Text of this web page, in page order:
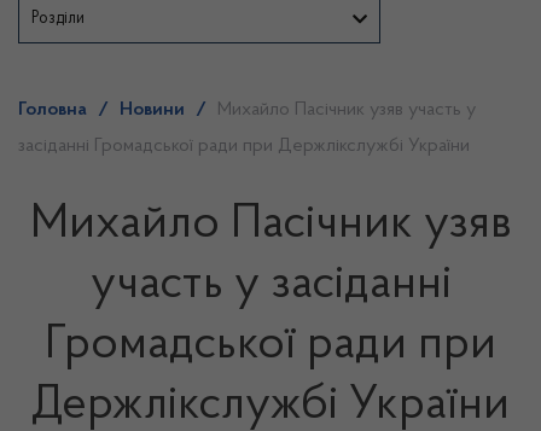
Розділи
Головна / Новини /
Михайло Пасічник узяв участь у
засіданні Громадської ради при Держлікслужбі України
Михайло Пасічник узяв
участь у засіданні
Громадської ради при
Держлікслужбі України